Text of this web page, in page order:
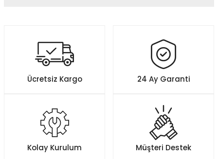
Görüş ve önerileriniz için teşekkür ederiz.
Ürün resmi kalitesiz, bozuk veya görüntülenemiyor.
Ürün açıklamasında eksik bilgiler bulunuyor.
Ürün fiyatı diğer sitelerden daha pahalı.
Bu ürüne benzer farklı alternatifler olmalı.
Ücretsiz Kargo 24 Ay Garanti
Kolay Kurulum Müşteri Destek